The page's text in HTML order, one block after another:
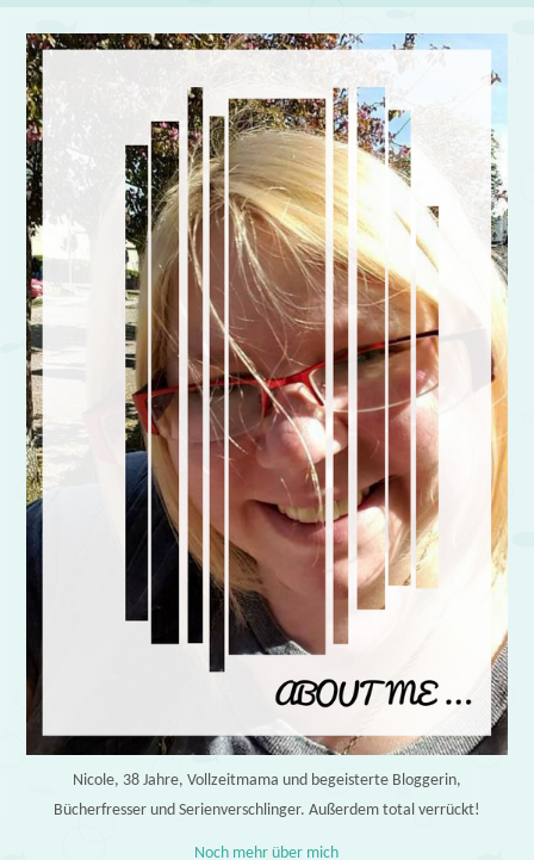
Nicole, 38 Jahre, Vollzeitmama und begeisterte Bloggerin,
Bücherfresser und Serienverschlinger. Außerdem total verrückt!
Noch mehr über mich